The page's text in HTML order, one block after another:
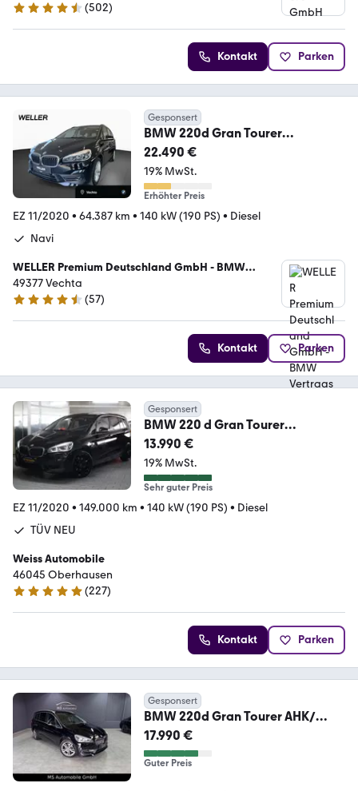
4.5 Sterne
(502)
Kontakt Parken
Gesponsert
BMW 220d Gran Tourer
Advantage LED RFK DAB 17" SHZ
22.490 €
19% MwSt.
Erhöhter Preis
EZ 11/2020 • 64.387 km • 140 kW (190 PS) • Diesel
Navi
WELLER Premium Deutschland GmbH - BMW
Vertragshändler
49377 Vechta
4.3 Sterne
(57)
Kontakt Parken
Gesponsert
BMW 220 d Gran Tourer
AUTOM*LED*KLIMAAUTOM*PDC
*2 HAN
13.990 €
19% MwSt.
Sehr guter Preis
EZ 11/2020 • 149.000 km • 140 kW (190 PS) • Diesel
TÜV NEU
Weiss Automobile
46045 Oberhausen
4.9 Sterne
(227)
Kontakt Parken
Gesponsert
BMW 220d Gran Tourer AHK/
Panoramadach
17.990 €
Guter Preis